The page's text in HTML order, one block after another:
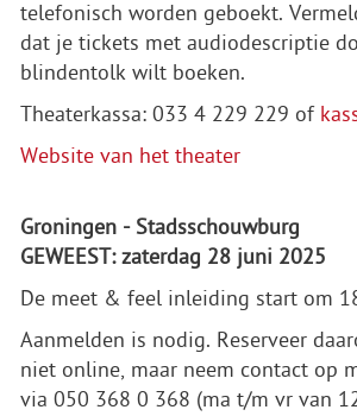
telefonisch worden geboekt.
dat je tickets met audiodescriptie
blindentolk wilt boeken.
Theaterkassa: 033 4 229 229 of
Website van het theater
Groningen - Stadsschouwburg
GEWEEST: zaterdag 28 juni 2025
De meet & feel inleiding start om
Aanmelden is nodig. Reserveer
niet online, maar neem contact op
via 050 368 0 368 (ma t/m vr van